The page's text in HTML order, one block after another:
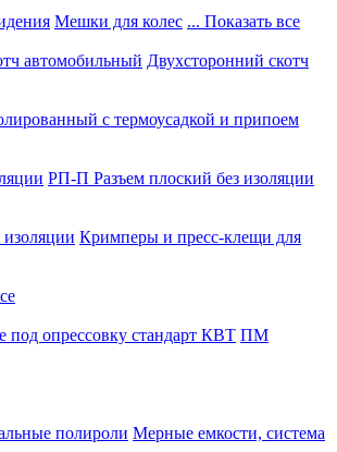
Мешки для колес ... Показать все
автомобильный Двухсторонний скотч
с термоусадкой и припоем
РП-П Разъем плоский без изоляции
Кримперы и пресс-клещи для
опрессовку стандарт КВТ ПМ
полироли Мерные емкости, система